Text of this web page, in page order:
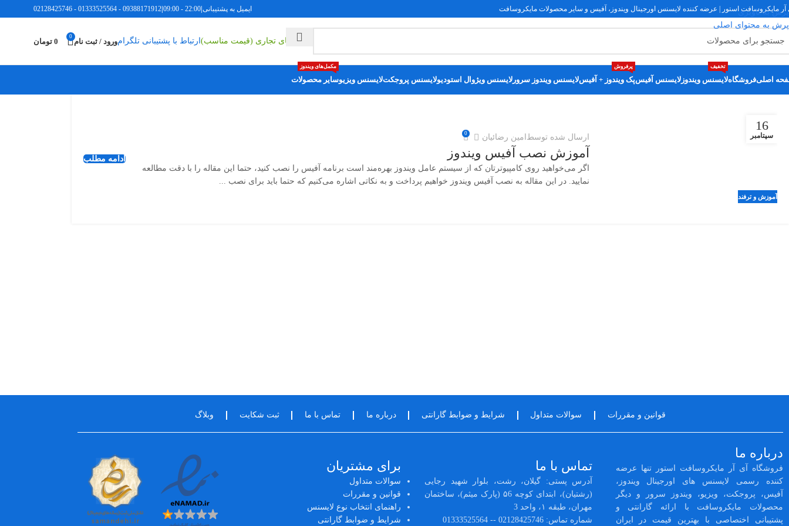
پرش به ناوبری
پرش به محتوای اصلی
آر مایکروسافت استور | عرضه کننده لایسنس اورجینال ویندوز، آفیس و سایر محصولات مایکروسافت ایمیل به پشتیبانی|
22:00 - 09:00
|
09388171912
-
01333525564
-
02128425746
راهکارهای تجاری (قیمت مناسب)ارتباط با پشتیبانی تلگرامورود / ثبت نام
0
0 تومان
اصلیفروشگاهلایسنس ویندوز
تخفیف
لایسنس آفیسپک ویندوز + آفیس
پرفروش
لایسنس ویندوز سرور لایسنس ویژوال استودیولایسنس پروجکتلایسنس ویزیوسایر محصولات
مکمل‌های ویندوز
16
سپتامبر
آموزش و ترفند
ارسال شده توسط امین رضائیان 0
آموزش نصب آفیس ویندوز
اگر می‌خواهید روی کامپیوترتان که از سیستم عامل ویندوز بهره‌مند است برنامه آفیس را نصب کنید، حتما این مقاله را با دقت مطالعه
نمایید. در این مقاله به نصب آفیس ویندوز خواهیم پرداخت و به نکاتی اشاره می‌کنیم که حتما باید برای نصب ...
ادامه مطلب
قوانین و مقررات سوالات متداول شرایط و ضوابط گارانتی درباره ما تماس با ما ثبت شکایت وبلاگ
درباره ما
فروشگاه آی آر مایکروسافت استور تنها عرضه
کننده رسمی لایسنس‌ های اورجینال ویندوز،
آفیس، پروجکت، ویزیو، ویندوز سرور و دیگر
محصولات مایکروسافت با ارائه گارانتی و
پشتیبانی اختصاصی با بهترین قیمت در ایران
تماس با ما
آدرس پستی: گیلان، رشت، بلوار شهید رجایی
(رشتیان)، ابتدای کوچه ۵6 (پارک میثم)، ساختمان
مهران، طبقه ۱، واحد 3
شماره تماس: 02128425746 -- 01333525564
برای مشتریان
سوالات متداول
قوانین و مقررات
راهنمای انتخاب نوع لایسنس
شرایط و ضوابط گارانتی